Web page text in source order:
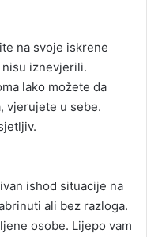
na svoje iskrene
nisu iznevjerili.
lako možete da
vjerujete u sebe.
ishod situacije na
ali bez razloga.
osobe. Lijepo vam